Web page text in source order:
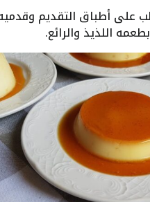
على أطباق التقديم
اللذيذ والرائع.